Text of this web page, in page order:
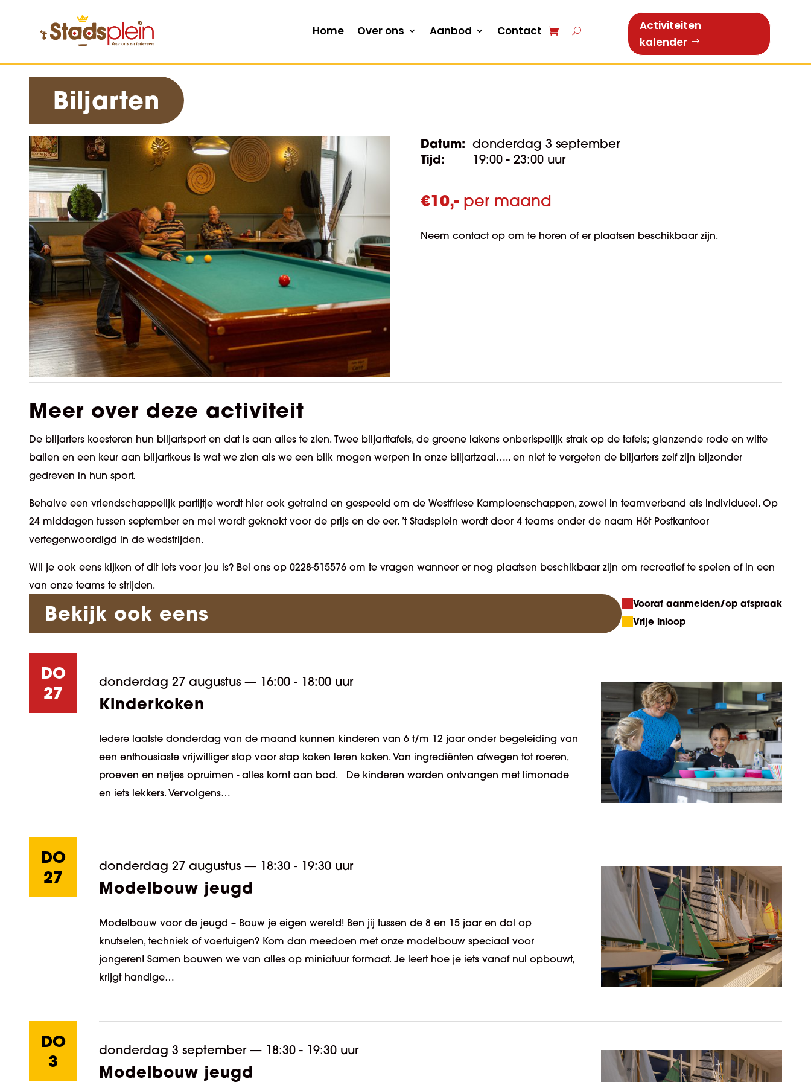
Home Over ons Aanbod Contact
Activiteiten
kalender
Biljarten
Datum: donderdag 3 september
Tijd: 19:00 - 23:00 uur
€10,-per maand
Neem contact op om te horen of er plaatsen beschikbaar zijn.
Meer over deze activiteit
De biljarters koesteren hun biljartsport en dat is aan alles te zien. Twee biljarttafels, de groene lakens onberispelijk strak op de tafels; glanzende rode en witte
ballen en een keur aan biljartkeus is wat we zien als we een blik mogen werpen in onze biljartzaal….. en niet te vergeten de biljarters zelf zijn bijzonder
gedreven in hun sport.
Behalve een vriendschappelijk partijtje wordt hier ook getraind en gespeeld om de Westfriese Kampioenschappen, zowel in teamverband als individueel. Op
24 middagen tussen september en mei wordt geknokt voor de prijs en de eer. ’t Stadsplein wordt door 4 teams onder de naam Hét Postkantoor
vertegenwoordigd in de wedstrijden.
Wil je ook eens kijken of dit iets voor jou is? Bel ons op 0228-515576 om te vragen wanneer er nog plaatsen beschikbaar zijn om recreatief te spelen of in een
van onze teams te strijden.
Bekijk ook eens
Vooraf aanmelden/op afspraak
Vrije inloop
DO
27
donderdag 27 augustus — 16:00 - 18:00 uur
Kinderkoken
Iedere laatste donderdag van de maand kunnen kinderen van 6 t/m 12 jaar onder begeleiding van
een enthousiaste vrijwilliger stap voor stap koken leren koken. Van ingrediënten afwegen tot roeren,
proeven en netjes opruimen - alles komt aan bod. De kinderen worden ontvangen met limonade
en iets lekkers. Vervolgens…
DO
27
donderdag 27 augustus — 18:30 - 19:30 uur
Modelbouw jeugd
Modelbouw voor de jeugd – Bouw je eigen wereld! Ben jij tussen de 8 en 15 jaar en dol op
knutselen, techniek of voertuigen? Kom dan meedoen met onze modelbouw speciaal voor
jongeren! Samen bouwen we van alles op miniatuur formaat. Je leert hoe je iets vanaf nul opbouwt,
krijgt handige…
DO
3
donderdag 3 september — 18:30 - 19:30 uur
Modelbouw jeugd